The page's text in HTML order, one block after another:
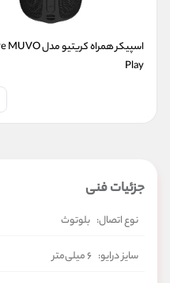
Play
جزئیات فنی
نوع اتصال: بلوتوث
سایز درایو: ۶ میلی‌متر